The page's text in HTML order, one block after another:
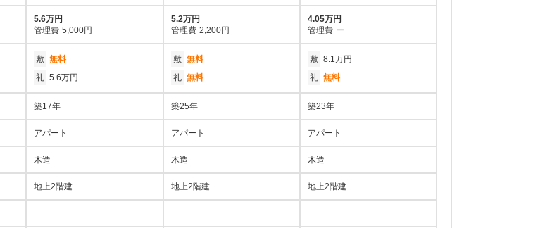
5.6万円
管理費 5,000円
5.2万円
管理費 2,200円
4.05万円
管理費 ー
敷 無料
礼 5.6万円
敷 無料
礼 無料
敷 8.1万円
礼 無料
築17年 築25年 築23年
アパート アパート アパート
木造 木造 木造
地上2階建 地上2階建 地上2階建